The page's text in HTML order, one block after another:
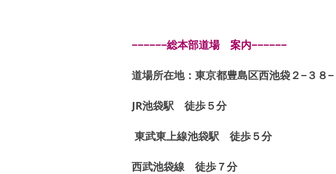
−−−−−−総本部道場 案内−−−−−−
道場所在地：東京都豊島区西池袋２−３８−
JR池袋駅 徒歩５分
東武東上線池袋駅 徒歩５分
西武池袋線 徒歩７分